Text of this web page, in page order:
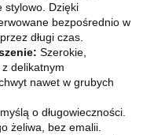
stylowo. Dzięki
bezpośrednio w
długi czas.
Szerokie,
delikatnym
nawet w grubych
o długowieczności.
żeliwa, bez emalii.